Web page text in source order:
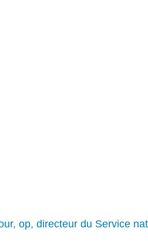
op, directeur du Service